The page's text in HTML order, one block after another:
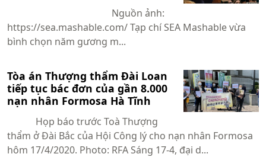
Nguồn ảnh:
https://sea.mashable.com/ Tạp chí SEA Mashable vừa
bình chọn năm gương m...
Tòa án Thượng thẩm Đài Loan
tiếp tục bác đơn của gần 8.000
nạn nhân Formosa Hà Tĩnh
Họp báo trước Toà Thượng
thẩm ở Đài Bắc của Hội Công lý cho nạn nhân Formosa
hôm 17/4/2020. Photo: RFA Sáng 17-4, đại d...